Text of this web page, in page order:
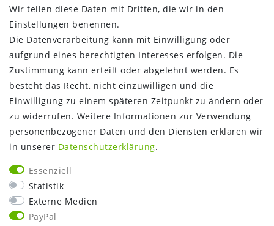
Zahlungsinformationen
Versandinformationen
Über uns
Gutschein
NEWS
Google Maps
Kundenbewertungen
Kontakt
Mein Konto
Warenkorb
Kasse
Vorteile
Wir teilen diese Daten mit Dritten, die wir in den
Einstellungen benennen.
Die Datenverarbeitung kann mit Einwilligung oder
aufgrund eines berechtigten Interesses erfolgen. Die
Zustimmung kann erteilt oder abgelehnt werden. Es
besteht das Recht, nicht einzuwilligen und die
Einwilligung zu einem späteren Zeitpunkt zu ändern oder
zu widerrufen. Weitere Informationen zur Verwendung
personenbezogener Daten und den Diensten erklären wir
in unserer Daten­schutz­erklärung.
Essenziell
Statistik
Externe Medien
PayPal